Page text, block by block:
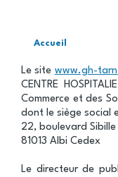
Fil
d'Ariane
Accueil
Le site www.gh-
CENTRE
Commerce et des
dont le siège social
22, boulevard Sibille
81013 Albi Cedex
Le directeur de